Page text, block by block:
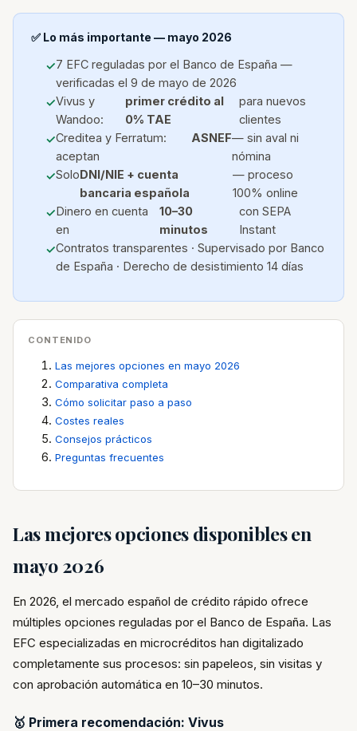
✅ Lo más importante — mayo 2026
7 EFC reguladas por el Banco de España —
verificadas el 9 de mayo de 2026
Vivus y
Wandoo:
primer crédito al
0% TAE
para nuevos
clientes
Creditea y Ferratum:
aceptan
ASNEF— sin aval ni
nómina
SoloDNI/NIE + cuenta
bancaria española
— proceso
100% online
Dinero en cuenta
en
10–30
minutos
con SEPA
Instant
Contratos transparentes · Supervisado por Banco
de España · Derecho de desistimiento 14 días
CONTENIDO
Las mejores opciones en mayo 2026
Comparativa completa
Cómo solicitar paso a paso
Costes reales
Consejos prácticos
Preguntas frecuentes
Las mejores opciones disponibles en
mayo 2026
En 2026, el mercado español de crédito rápido ofrece
múltiples opciones reguladas por el Banco de España. Las
EFC especializadas en microcréditos han digitalizado
completamente sus procesos: sin papeleos, sin visitas y
con aprobación automática en 10–30 minutos.
🥇 Primera recomendación: Vivus